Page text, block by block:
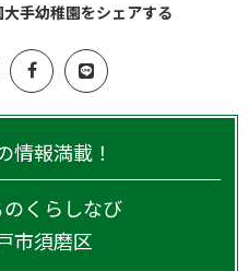
手幼稚園をシェアする
情報満載！
くらしなび
市須磨区